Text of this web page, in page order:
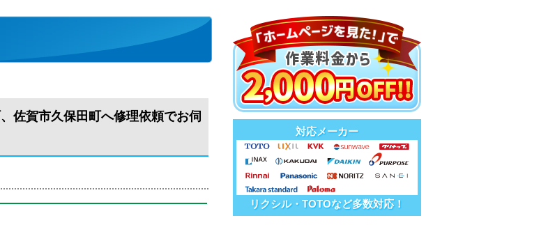
佐賀市久保田町へ修理依頼でお伺
対応メーカー
リクシル・TOTOなど多数対応！